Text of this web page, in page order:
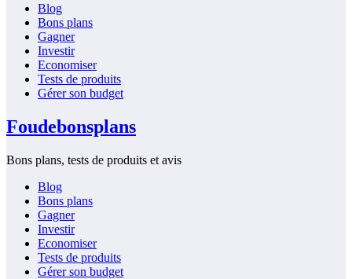
Blog
Bons plans
Gagner
Investir
Economiser
Tests de produits
Gérer son budget
Foudebonsplans
Bons plans, tests de produits et avis
Blog
Bons plans
Gagner
Investir
Economiser
Tests de produits
Gérer son budget